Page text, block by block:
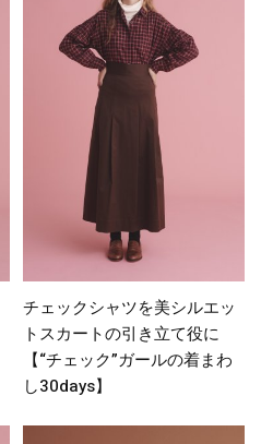
チェックシャツを美シルエッ
トスカートの引き立て役に
【“チェック”ガールの着まわ
し30days】